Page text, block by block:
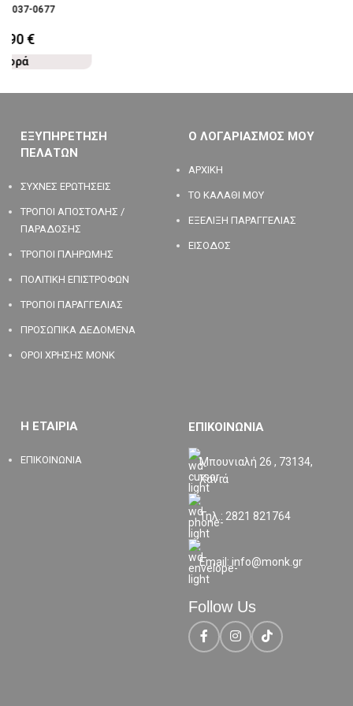
037-0677
€
ΕΞΥΠΗΡΕΤΗΣΗ
ΠΕΛΑΤΩΝ
ΣΥΧΝΕΣ ΕΡΩΤΗΣΕΙΣ
ΤΡΟΠΟΙ ΑΠΟΣΤΟΛΗΣ /
ΠΑΡΑΔΟΣΗΣ
ΤΡΟΠΟΙ ΠΛΗΡΩΜΗΣ
ΠΟΛΙΤΙΚΗ ΕΠΙΣΤΡΟΦΩΝ
ΤΡΟΠΟΙ ΠΑΡΑΓΓΕΛΙΑΣ
ΠΡΟΣΩΠΙΚΑ ΔΕΔΟΜΕΝΑ
ΟΡΟΙ ΧΡΗΣΗΣ MONK
Ο ΛΟΓΑΡΙΑΣΜΟΣ ΜΟΥ
ΑΡΧΙΚΗ
ΤΟ ΚΑΛΑΘΙ ΜΟΥ
ΕΞΕΛΙΞΗ ΠΑΡΑΓΓΕΛΙΑΣ
ΕΙΣΟΔΟΣ
Η ΕΤΑΙΡΙΑ
ΕΠΙΚΟΙΝΩΝΙΑ
ΕΠΙΚΟΙΝΩΝΙΑ
Μπουνιαλή 26 , 73134,
Χανιά
Τηλ.: 2821 821764
Email: info@monk.gr
Follow Us